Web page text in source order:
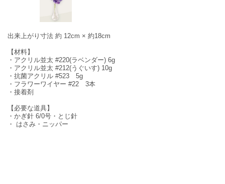
出来上がり寸法 約 12cm × 約18cm
【材料】
・アクリル並太 #220(ラベンダー) 6g
・アクリル並太 #212(うぐいす) 10g
・抗菌アクリル #523 5g
・フラワーワイヤー #22 3本
・接着剤
【必要な道具】
・かぎ針 6/0号・とじ針
・ はさみ・ニッパー